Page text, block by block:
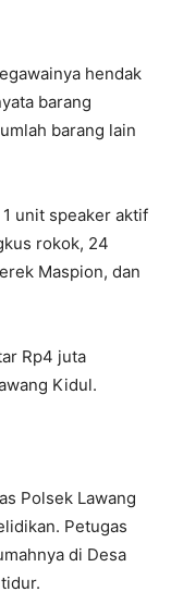
hendak
barang
barang lain
unit speaker aktif
rokok, 24
Maspion, dan
Rp4 juta
Kidul.
Polsek Lawang
Petugas
di Desa